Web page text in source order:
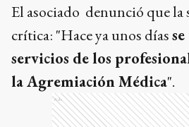
El asociado denunció que la
crítica: "Hace ya unos días
servicios de los
la Agremiación Médica".
Ads